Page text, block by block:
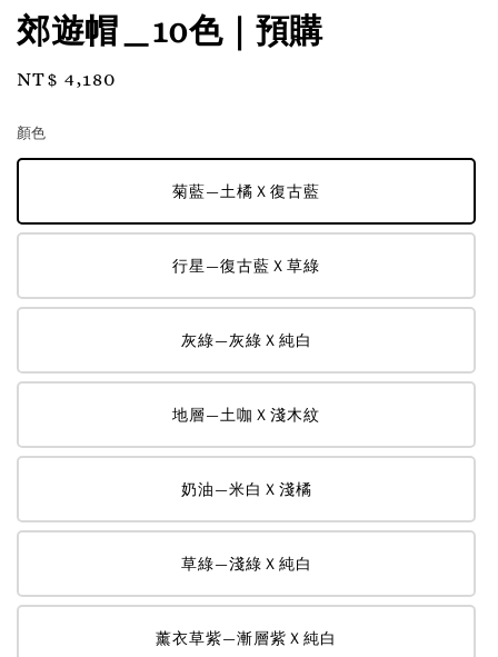
郊遊帽＿10色｜預購
Regular
NT$ 4,180
顏色
菊藍—土橘Ｘ復古藍
行星—復古藍Ｘ草綠
灰綠—灰綠Ｘ純白
地層—土咖Ｘ淺木紋
奶油—米白Ｘ淺橘
草綠—淺綠Ｘ純白
薰衣草紫—漸層紫Ｘ純白